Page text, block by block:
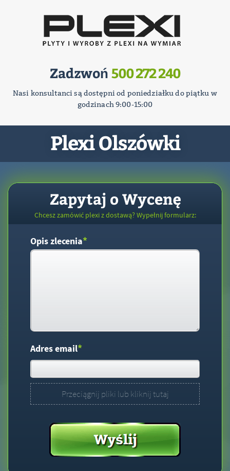
Zadzwoń 500 272 240
Nasi konsultanci są dostępni od poniedziałku do piątku w
godzinach 9:00-15:00
Plexi Olszówki
Zapytaj o Wycenę
Chcesz zamówić plexi z dostawą? Wypełnij formularz:
Opis zlecenia*
Adres email*
Przeciągnij pliki lub kliknij tutaj